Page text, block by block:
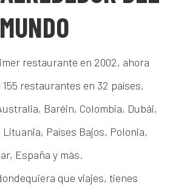
MUNDO
restaurante en 2002, ahora
restaurantes en 32 países,
Baréin, Colombia, Dubái,
Países Bajos, Polonia,
España y más.
que viajes, tienes